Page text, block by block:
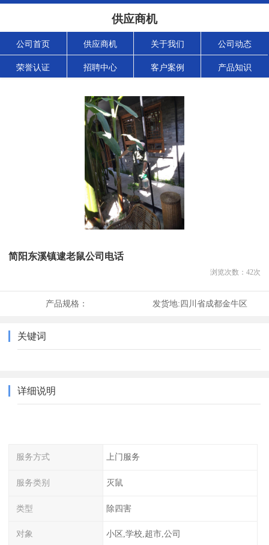
供应商机
公司首页 供应商机 关于我们 公司动态
荣誉认证 招聘中心 客户案例 产品知识
简阳东溪镇逮老鼠公司电话
浏览次数： 42次
产品规格： 发货地:四川省成都金牛区
关键词
详细说明
服务方式 上门服务
服务类别 灭鼠
类型 除四害
对象 小区,学校,超市,公司